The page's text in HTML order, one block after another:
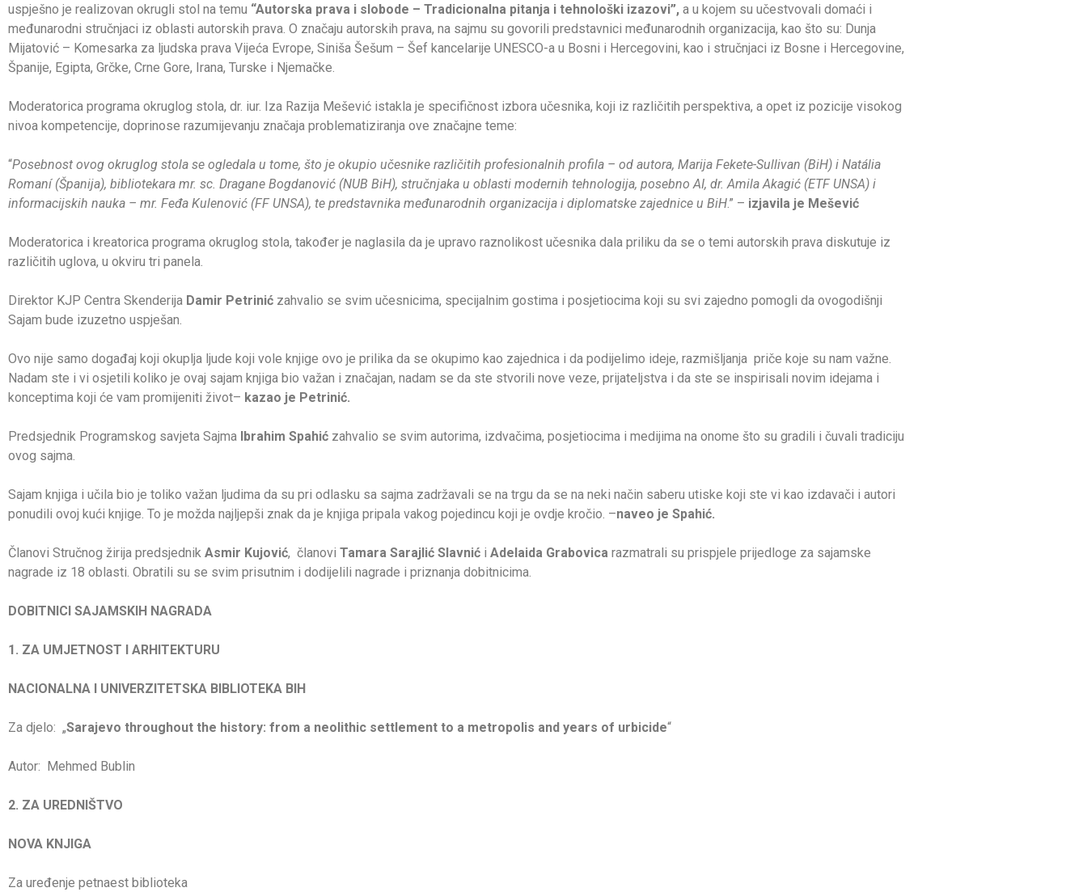
uspješno je realizovan okrugli stol na temu “Autorska prava i slobode – Tradicionalna pitanja i tehnološki izazovi”, a u kojem su učestvovali domaći i
međunarodni stručnjaci iz oblasti autorskih prava. O značaju autorskih prava, na sajmu su govorili predstavnici međunarodnih organizacija, kao što su: Dunja
Mijatović – Komesarka za ljudska prava Vijeća Evrope, Siniša Šešum – Šef kancelarije UNESCO-a u Bosni i Hercegovini, kao i stručnjaci iz Bosne i Hercegovine,
Španije, Egipta, Grčke, Crne Gore, Irana, Turske i Njemačke.
Moderatorica programa okruglog stola, dr. iur. Iza Razija Mešević istakla je specifičnost izbora učesnika, koji iz različitih perspektiva, a opet iz pozicije visokog
nivoa kompetencije, doprinose razumijevanju značaja problematiziranja ove značajne teme:
“Posebnost ovog okruglog stola se ogledala u tome, što je okupio učesnike različitih profesionalnih profila – od autora, Marija Fekete-Sullivan (BiH) i Natália
Romaní (Španija), bibliotekara mr. sc. Dragane Bogdanović (NUB BiH), stručnjaka u oblasti modernih tehnologija, posebno AI, dr. Amila Akagić (ETF UNSA) i
informacijskih nauka – mr. Feđa Kulenović (FF UNSA), te predstavnika međunarodnih organizacija i diplomatske zajednice u BiH.” – izjavila je Mešević
Moderatorica i kreatorica programa okruglog stola, također je naglasila da je upravo raznolikost učesnika dala priliku da se o temi autorskih prava diskutuje iz
različitih uglova, u okviru tri panela.
Direktor KJP Centra Skenderija Damir Petrinić zahvalio se svim učesnicima, specijalnim gostima i posjetiocima koji su svi zajedno pomogli da ovogodišnji
Sajam bude izuzetno uspješan.
Ovo nije samo događaj koji okuplja ljude koji vole knjige ovo je prilika da se okupimo kao zajednica i da podijelimo ideje, razmišljanja priče koje su nam važne.
Nadam ste i vi osjetili koliko je ovaj sajam knjiga bio važan i značajan, nadam se da ste stvorili nove veze, prijateljstva i da ste se inspirisali novim idejama i
konceptima koji će vam promijeniti život– kazao je Petrinić.
Predsjednik Programskog savjeta Sajma Ibrahim Spahić zahvalio se svim autorima, izdvačima, posjetiocima i medijima na onome što su gradili i čuvali tradiciju
ovog sajma.
Sajam knjiga i učila bio je toliko važan ljudima da su pri odlasku sa sajma zadržavali se na trgu da se na neki način saberu utiske koji ste vi kao izdavači i autori
ponudili ovoj kući knjige. To je možda najljepši znak da je knjiga pripala vakog pojedincu koji je ovdje kročio. –naveo je Spahić.
Članovi Stručnog žirija predsjednik Asmir Kujović, članovi Tamara Sarajlić Slavnić i Adelaida Grabovica razmatrali su prispjele prijedloge za sajamske
nagrade iz 18 oblasti. Obratili su se svim prisutnim i dodijelili nagrade i priznanja dobitnicima.
DOBITNICI SAJAMSKIH NAGRADA
1. ZA UMJETNOST I ARHITEKTURU
NACIONALNA I UNIVERZITETSKA BIBLIOTEKA BIH
Za djelo: „Sarajevo throughout the history: from a neolithic settlement to a metropolis and years of urbicide“
Autor: Mehmed Bublin
2. ZA UREDNIŠTVO
NOVA KNJIGA
Za uređenje petnaest biblioteka